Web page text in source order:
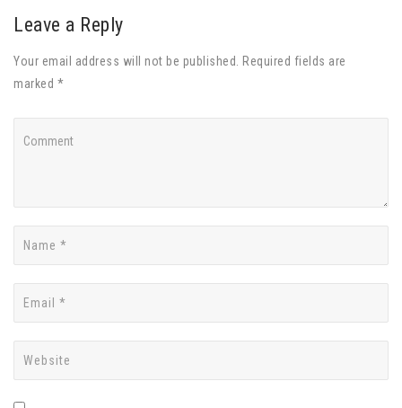
Leave a Reply
Your email address will not be published. Required fields are
marked *